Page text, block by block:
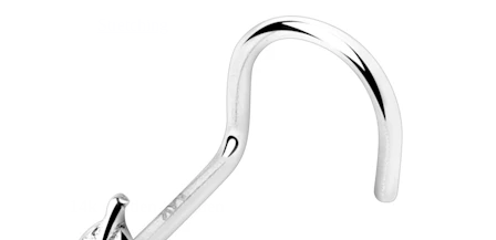
14k gouden sieraden